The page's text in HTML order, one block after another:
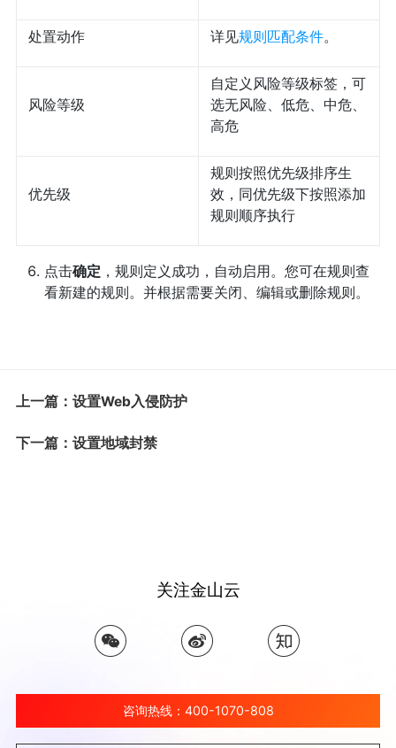
处置动作 详见规则匹配条件。
风险等级
自定义风险等级标签，可
选无风险、低危、中危、
高危
优先级
规则按照优先级排序生
效，同优先级下按照添加
规则顺序执行
点击确定 ，规则定义成功，自动启用。您可在规则查
看新建的规则。并根据需要关闭、编辑或删除规则。
上一篇：设置Web入侵防护
下一篇：设置地域封禁
关注金山云
咨询热线：400-1070-808